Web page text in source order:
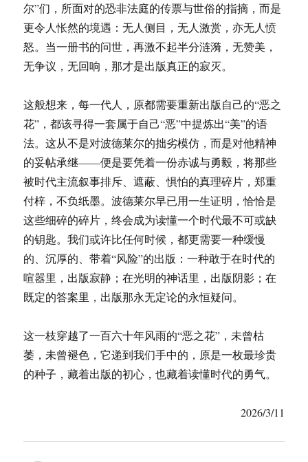
尔”们，所面对的恐非法庭的传票与世俗的指摘，而是
更令人怅然的境遇：无人侧目，无人激赏，亦无人愤
怒。当一册书的问世，再激不起半分涟漪，无赞美，
无争议，无回响，那才是出版真正的寂灭。
这般想来，每一代人，原都需要重新出版自己的“恶之
花”，都该寻得一套属于自己“恶”中提炼出“美”的语
法。这从不是对波德莱尔的拙劣模仿，而是对他精神
的妥帖承继——便是要凭着一份赤诚与勇毅，将那些
被时代主流叙事排斥、遮蔽、惧怕的真理碎片，郑重
付梓，不负纸墨。波德莱尔早已用一生证明，恰恰是
这些细碎的碎片，终会成为读懂一个时代最不可或缺
的钥匙。我们或许比任何时候，都更需要一种缓慢
的、沉厚的、带着“风险”的出版：一种敢于在时代的
喧嚣里，出版寂静；在光明的神话里，出版阴影；在
既定的答案里，出版那永无定论的永恒疑问。
这一枝穿越了一百六十年风雨的“恶之花”，未曾枯
萎，未曾褪色，它递到我们手中的，原是一枚最珍贵
的种子，藏着出版的初心，也藏着读懂时代的勇气。
2026/3/11